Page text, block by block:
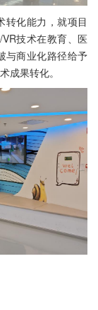
转化能力，就项目
技术在教育、医
与商业化路径给予
成果转化。